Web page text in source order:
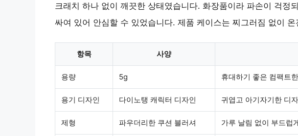
크래치 하나 없이 깨끗한 상태였습니다. 화장품이라 파손이 걱정
싸여 있어 안심할 수 있었습니다. 제품 케이스는 찌그러짐 없이
항목 사양
용량 5g 휴대하기 좋은 컴팩트
용기 디자인 다이노탱 캐릭터 디자인 귀엽고 아기자기한 디
제형 파우더리한 쿠션 블러셔 가루 날림 없이 부드럽